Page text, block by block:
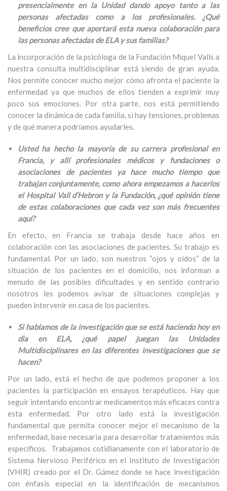
presencialmente en la Unidad dando apoyo tanto a las
personas afectadas como a los profesionales. ¿Qué
beneficios cree que aportará esta nueva colaboración para
las personas afectadas de ELA y sus familias?
La incorporación de la psicóloga de la Fundación Miquel Valls a
nuestra consulta multidisciplinar está siendo de gran ayuda.
Nos permite conocer mucho mejor cómo afronta el paciente la
enfermedad ya que muchos de ellos tienden a exprimir muy
poco sus emociones. Por otra parte, nos está permitiendo
conocer la dinámica de cada familia, si hay tensiones, problemas
y de qué manera podríamos ayudarles.
Usted ha hecho la mayoría de su carrera profesional en
Francia, y allí profesionales médicos y fundaciones o
asociaciones de pacientes ya hace mucho tiempo que
trabajan conjuntamente, como ahora empezamos a hacerlos
el Hospital Vall d’Hebron y la Fundación, ¿qué opinión tiene
de estas colaboraciones que cada vez son más frecuentes
aquí?
En efecto, en Francia se trabaja desde hace años en
colaboración con las asociaciones de pacientes. Su trabajo es
fundamental. Por un lado, son nuestros “ojos y oídos” de la
situación de los pacientes en el domicilio, nos informan a
menudo de las posibles dificultades y en sentido contrario
nosotros les podemos avisar de situaciones complejas y
pueden intervenir en casa de los pacientes.
Si hablamos de la investigación que se está haciendo hoy en
dia en ELA, ¿qué papel juegan las Unidades
Multidisciplinares en las diferentes investigaciones que se
hacen?
Por un lado, está el hecho de que podemos proponer a los
pacientes la participación en ensayos terapéuticos. Hay que
seguir intentando encontrar medicamentos más eficaces contra
esta enfermedad. Por otro lado está la investigación
fundamental que permita conocer mejor el mecanismo de la
enfermedad, base necesaria para desarrollar tratamientos más
específicos. Trabajamos cotidianamente con el laboratorio de
Sistema Nervioso Periférico en el Instituto de Investigación
(VHIR) creado por el Dr. Gámez donde se hace investigación
con énfasis especial en la identificación de mecanismos